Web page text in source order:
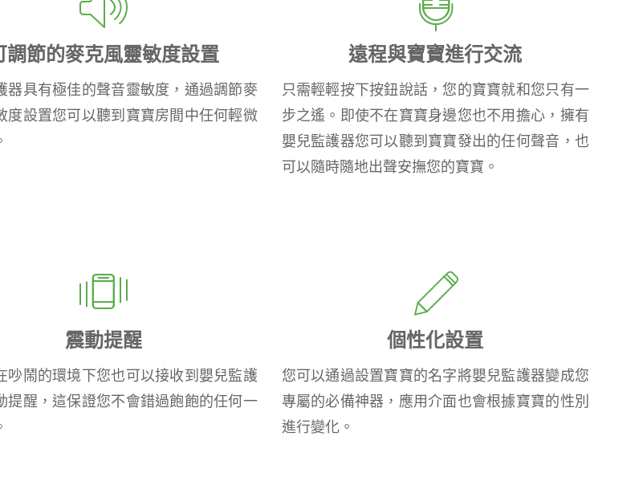
調節的麥克風靈敏度設置
器具有極佳的聲音靈敏度，通過調節麥
度設置您可以聽到寶寶房間中任何輕微
遠程與寶寶進行交流
只需輕輕按下按鈕說話，您的寶寶就和您只有一
步之遙。即使不在寶寶身邊您也不用擔心，擁有
嬰兒監護器您可以聽到寶寶發出的任何聲音，也
可以隨時隨地出聲安撫您的寶寶。
震動提醒
吵鬧的環境下您也可以接收到嬰兒監護
提醒，這保證您不會錯過飽飽的任何一
個性化設置
您可以通過設置寶寶的名字將嬰兒監護器變成您
專屬的必備神器，應用介面也會根據寶寶的性別
進行變化。